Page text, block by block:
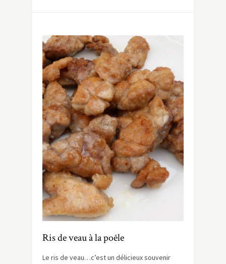
Ris de veau à la poêle
Le ris de veau…c’est un délicieux souvenir